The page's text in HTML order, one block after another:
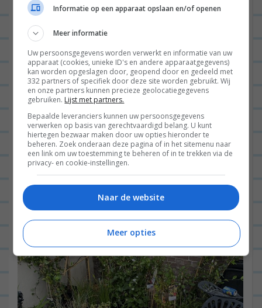
kies voor kleinere planten die nog even
moeten groeien. Een klimop die meteen je
hele muur of schutting overneemt is
natuurlijk chill, maar het is een stuk
goedkoper om te kiezen voor planten die
nog jong zijn en even de tijd nodig hebben
om te groeien. Hier hebben wij flink op
bespaard!
Informatie op een apparaat opslaan en/of openen
Meer informatie
Uw persoonsgegevens worden verwerkt en informatie van uw
apparaat (cookies, unieke ID's en andere apparaatgegevens)
kan worden opgeslagen door, geopend door en gedeeld met
332 partners of specifiek door deze site worden gebruikt. Wij
en onze partners kunnen precieze geolocatiegegevens
gebruiken. Lijst met partners.
Bepaalde leveranciers kunnen uw persoonsgegevens
verwerken op basis van gerechtvaardigd belang. U kunt
hiertegen bezwaar maken door uw opties hieronder te
beheren. Zoek onderaan deze pagina of in het sitemenu naar
een link om uw toestemming te beheren of in te trekken via de
privacy- en cookie-instellingen.
Naar de website
Meer opties